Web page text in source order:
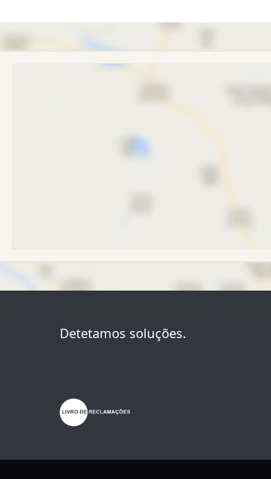
Detetamos soluções.